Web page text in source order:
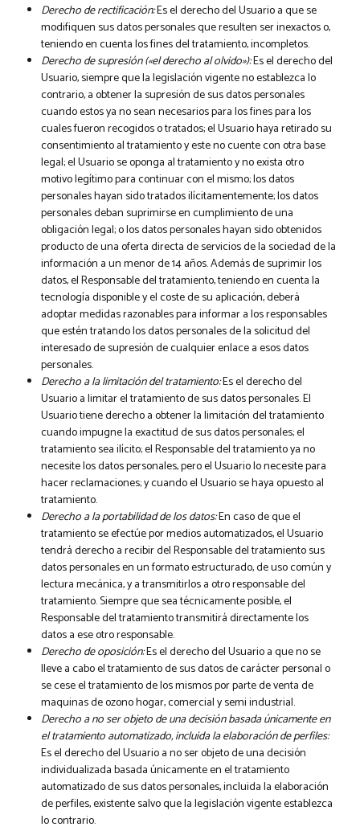
Derecho de rectificación:Es el derecho del Usuario a que se
modifiquen sus datos personales que resulten ser inexactos o,
teniendo en cuenta los fines del tratamiento, incompletos.
Derecho de supresión («el derecho al olvido»):Es el derecho del
Usuario, siempre que la legislación vigente no establezca lo
contrario, a obtener la supresión de sus datos personales
cuando estos ya no sean necesarios para los fines para los
cuales fueron recogidos o tratados; el Usuario haya retirado su
consentimiento al tratamiento y este no cuente con otra base
legal; el Usuario se oponga al tratamiento y no exista otro
motivo legítimo para continuar con el mismo; los datos
personales hayan sido tratados ilícitamentemente; los datos
personales deban suprimirse en cumplimiento de una
obligación legal; o los datos personales hayan sido obtenidos
producto de una oferta directa de servicios de la sociedad de la
información a un menor de 14 años. Además de suprimir los
datos, el Responsable del tratamiento, teniendo en cuenta la
tecnología disponible y el coste de su aplicación, deberá
adoptar medidas razonables para informar a los responsables
que estén tratando los datos personales de la solicitud del
interesado de supresión de cualquier enlace a esos datos
personales.
Derecho a la limitación del tratamiento:Es el derecho del
Usuario a limitar el tratamiento de sus datos personales. El
Usuario tiene derecho a obtener la limitación del tratamiento
cuando impugne la exactitud de sus datos personales; el
tratamiento sea ilícito; el Responsable del tratamiento ya no
necesite los datos personales, pero el Usuario lo necesite para
hacer reclamaciones; y cuando el Usuario se haya opuesto al
tratamiento.
Derecho a la portabilidad de los datos:En caso de que el
tratamiento se efectúe por medios automatizados, el Usuario
tendrá derecho a recibir del Responsable del tratamiento sus
datos personales en un formato estructurado, de uso común y
lectura mecánica, y a transmitirlos a otro responsable del
tratamiento. Siempre que sea técnicamente posible, el
Responsable del tratamiento transmitirá directamente los
datos a ese otro responsable.
Derecho de oposición:Es el derecho del Usuario a que no se
lleve a cabo el tratamiento de sus datos de carácter personal o
se cese el tratamiento de los mismos por parte de venta de
maquinas de ozono hogar, comercial y semi industrial.
Derecho a no ser objeto de una decisión basada únicamente en
el tratamiento automatizado, incluida la elaboración de perfiles:
Es el derecho del Usuario a no ser objeto de una decisión
individualizada basada únicamente en el tratamiento
automatizado de sus datos personales, incluida la elaboración
de perfiles, existente salvo que la legislación vigente establezca
lo contrario.